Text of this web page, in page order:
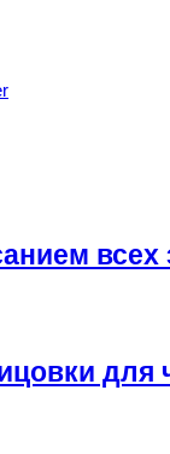
всех
для